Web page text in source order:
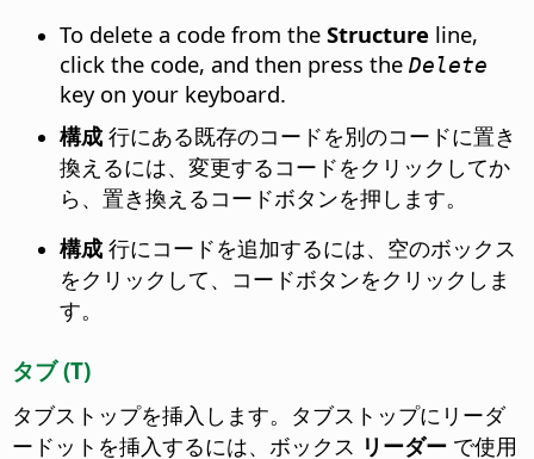
To delete a code from the Structure line,
click the code, and then press the Delete
key on your keyboard.
構成 行にある既存のコードを別のコードに置き
換えるには、変更するコードをクリックしてか
ら、置き換えるコードボタンを押します。
構成 行にコードを追加するには、空のボックス
をクリックして、コードボタンをクリックしま
す。
タブ (T)
タブストップを挿入します。タブストップにリーダ
ードットを挿入するには、ボックス リーダー で使用